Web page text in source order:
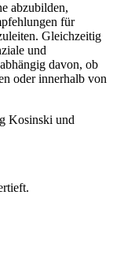
abzubilden,
für
Gleichzeitig
und
davon, ob
oder innerhalb von
Kosinski und